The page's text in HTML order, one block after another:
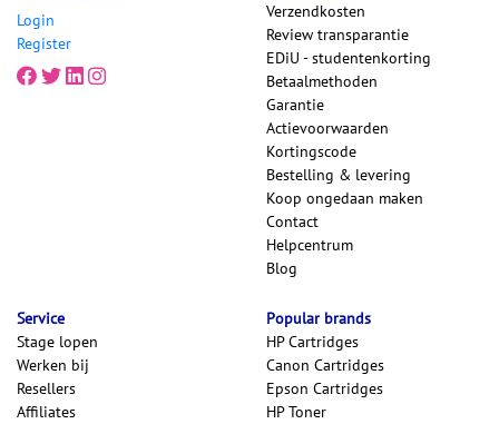
Login
Register
Verzendkosten
Review transparantie
EDiU - studentenkorting
Betaalmethoden
Garantie
Actievoorwaarden
Kortingscode
Bestelling & levering
Koop ongedaan maken
Contact
Helpcentrum
Blog
Service
Stage lopen
Werken bij
Resellers
Affiliates
Popular brands
HP Cartridges
Canon Cartridges
Epson Cartridges
HP Toner